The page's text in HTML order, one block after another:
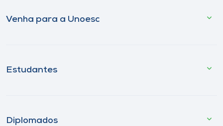
Venha para a Unoesc
Estudantes
Diplomados